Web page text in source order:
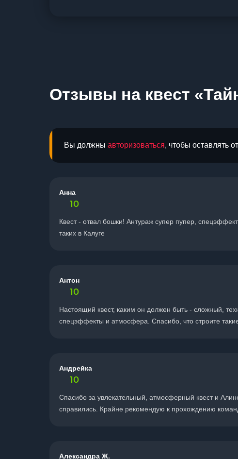
Отзывы на квест
Вы должны авторизоваться, чтобы оставлять
Анна
10
Квест - отвал бошки! Антураж супер пупер,
таких в Калуге
Антон
10
Настоящий квест, каким он должен быть - сложный,
спецэффекты и атмосфера. Спасибо, что строите
Андрейка
10
Спасибо за увлекательный, атмосферный квест и
справились. Крайне рекомендую к прохождению
Александра Ж.